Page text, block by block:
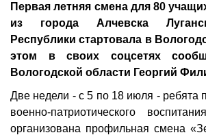
Первая летняя смена для 80
из города Алчевска
Республики стартовала в
этом в своих соцсетях
Вологодской области Георгий
Две недели - с 5 по 18 июля - ребята
военно-патриотического
организована профильная смена